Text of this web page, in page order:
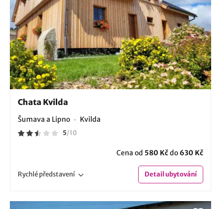
Chata Kvilda
Šumava a Lipno Kvilda
5/10
Cena od 580 Kčdo 630 Kč
Rychlépředstavení Detailubytování